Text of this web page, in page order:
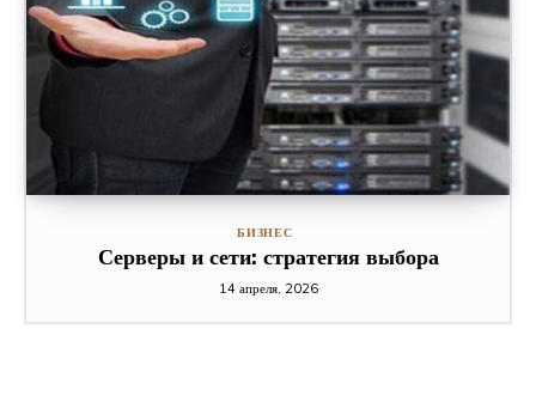
БИЗНЕС
Серверы и сети: стратегия выбора
14 апреля, 2026